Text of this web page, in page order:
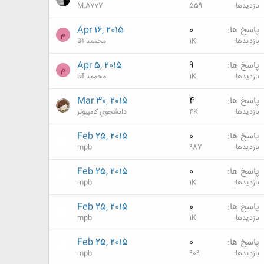
بازدیدها 559
M.A777
پاسخ ها 0
بازدیدها 1K
Apr 16, 2015
محممد آقا م
پاسخ ها 9
بازدیدها 1K
Apr 5, 2015
محممد آقا م
پاسخ ها 4
بازدیدها 4K
Mar 30, 2015
دانشجوي كامپيوتر
پاسخ ها 0
بازدیدها 987
Feb 25, 2015
mpb
پاسخ ها 0
بازدیدها 1K
Feb 25, 2015
mpb
پاسخ ها 0
بازدیدها 1K
Feb 25, 2015
mpb
پاسخ ها 0
بازدیدها 909
Feb 25, 2015
mpb